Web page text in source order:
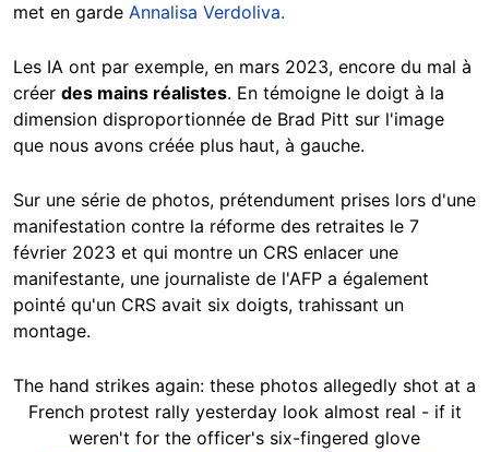
met en garde Annalisa Verdoliva.
Les IA ont par exemple, en mars 2023, encore du mal à
créer des mains réalistes. En témoigne le doigt à la
dimension disproportionnée de Brad Pitt sur l'image
que nous avons créée plus haut, à gauche.
Sur une série de photos, prétendument prises lors d'une
manifestation contre la réforme des retraites le 7
février 2023 et qui montre un CRS enlacer une
manifestante, une journaliste de l'AFP a également
pointé qu'un CRS avait six doigts, trahissant un
montage.
The hand strikes again: these photos allegedly shot at a
French protest rally yesterday look almost real - if it
weren't for the officer's six-fingered glove